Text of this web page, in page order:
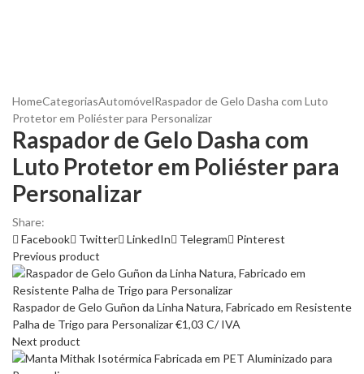
HomeCategoriasAutomóvelRaspador de Gelo Dasha com Luto
Protetor em Poliéster para Personalizar
Raspador de Gelo Dasha com
Luto Protetor em Poliéster para
Personalizar
Share:
Facebook
Twitter LinkedIn Telegram
Pinterest
Previous product
Raspador de Gelo Guñon da Linha Natura, Fabricado em Resistente
Palha de Trigo para Personalizar€1,03 C/ IVA
Next product